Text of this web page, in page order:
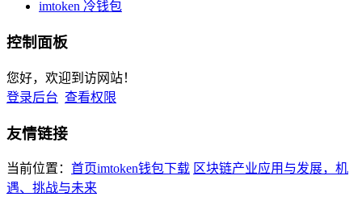
imtoken 冷钱包
控制面板
您好，欢迎到访网站！
登录后台 查看权限
友情链接
当前位置： 首页imtoken钱包下载 区块链产业应用与发展，机
遇、挑战与未来